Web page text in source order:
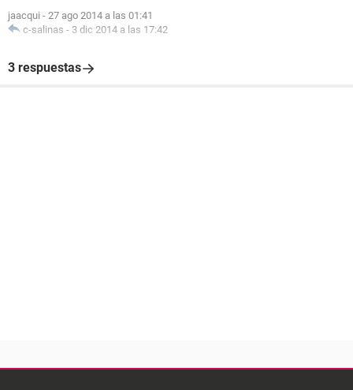
jaacqui - 27 ago 2014 a las 01:41
c-salinas - 3 dic 2014 a las 17:42
3 respuestas